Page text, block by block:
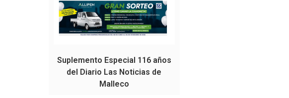
Suplemento Especial 116 años
del Diario Las Noticias de
Malleco